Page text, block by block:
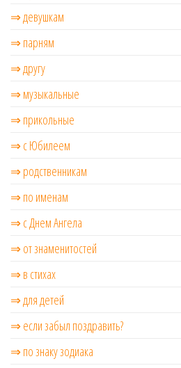
⇒ девушкам
⇒ парням
⇒ другу
⇒ музыкальные
⇒ прикольные
⇒ с Юбилеем
⇒ родственникам
⇒ по именам
⇒ с Днем Ангела
⇒ от знаменитостей
⇒ в стихах
⇒ для детей
⇒ если забыл поздравить?
⇒ по знаку зодиака